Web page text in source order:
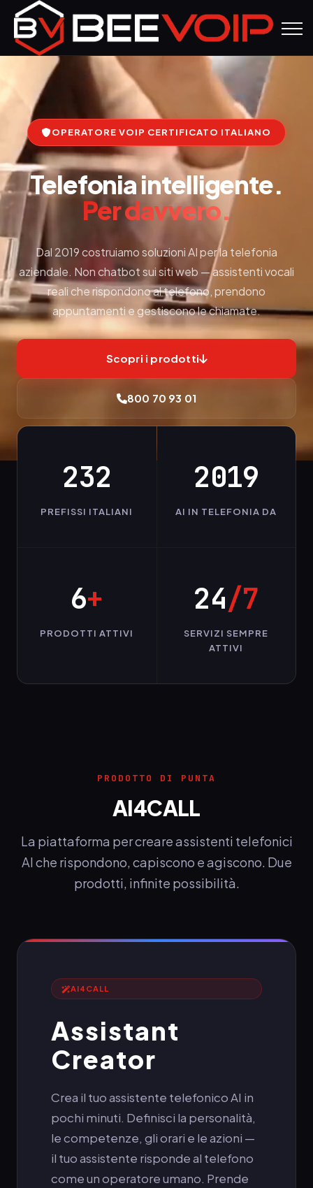
OPERATORE VOIP CERTIFICATO ITALIANO
Telefonia intelligente.
Per davvero.
Dal 2019 costruiamo soluzioni AI per la telefonia
aziendale. Non chatbot sui siti web — assistenti vocali
reali che rispondono al telefono, prendono
appuntamenti e gestiscono le chiamate.
Scopri i prodotti
800 70 93 01
232
PREFISSI ITALIANI
2019
AI IN TELEFONIA DA
6+
PRODOTTI ATTIVI
24/7
SERVIZI SEMPRE
ATTIVI
PRODOTTO DI PUNTA
AI4CALL
La piattaforma per creare assistenti telefonici
AI che rispondono, capiscono e agiscono. Due
prodotti, infinite possibilità.
AI4CALL
Assistant
Creator
Crea il tuo assistente telefonico AI in
pochi minuti. Definisci la personalità,
le competenze, gli orari e le azioni —
il tuo assistente risponde al telefono
come un operatore umano. Prende